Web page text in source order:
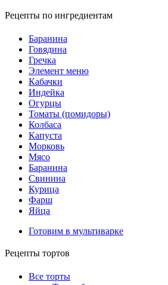
Рецепты по ингредиентам
Баранина
Говядина
Гречка
Элемент меню
Кабачки
Индейка
Огурцы
Томаты (помидоры)
Колбаса
Капуста
Морковь
Мясо
Баранина
Свинина
Курица
Фарш
Яйца
Готовим в мультиварке
Рецепты тортов
Все торты